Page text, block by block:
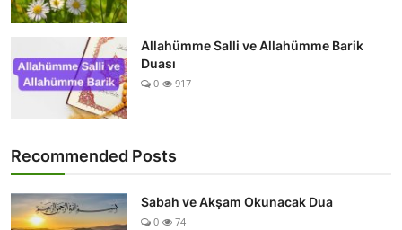
Allahümme Salli ve Allahümme Barik
Duası
0 917
Recommended Posts
Sabah ve Akşam Okunacak Dua
0 74